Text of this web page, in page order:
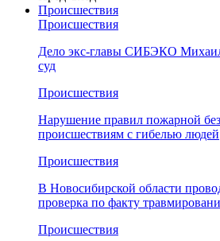
Происшествия
Происшествия
Дело экс-главы СИБЭКО
суд
Происшествия
Нарушение правил пожарной
происшествиям с гибелью людей
Происшествия
В Новосибирской области
проверка по факту
Происшествия